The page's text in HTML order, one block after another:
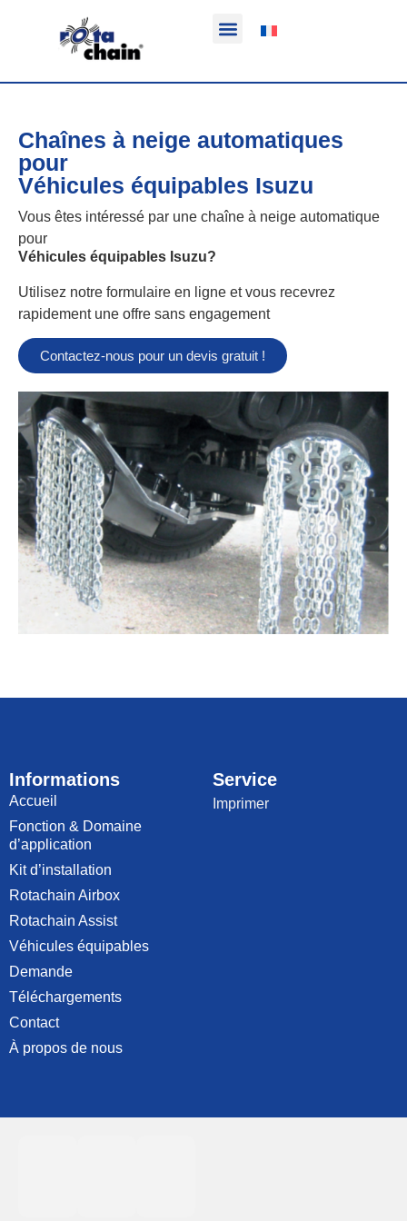
Chaînes à neige automatiques
pour
Véhicules équipables Isuzu
Vous êtes intéressé par une chaîne à neige automatique
pour
Véhicules équipables Isuzu?
Utilisez notre formulaire en ligne et vous recevrez
rapidement une offre sans engagement
Contactez-nous pour un devis gratuit !
Informations
Accueil
Fonction & Domaine
d’application
Kit d’installation
Rotachain Airbox
Rotachain Assist
Véhicules équipables
Demande
Téléchargements
Contact
À propos de nous
Service
Imprimer